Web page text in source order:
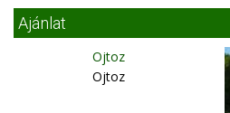
Ajánlat
Ojtoz
Ojtoz